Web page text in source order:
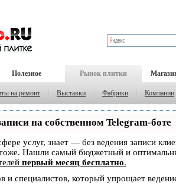
Полезное Рынок плитки
на ремонт Выставки Фабрики Компании
на собственном Telegram-боте
услуг, знает — без ведения записи
тоже. Нашли самый бюджетный и
первый месяц бесплатно.
и специалистов, который упрощает